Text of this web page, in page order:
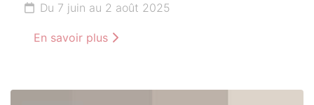
Du 7 juin au 2 août 2025
En savoir plus